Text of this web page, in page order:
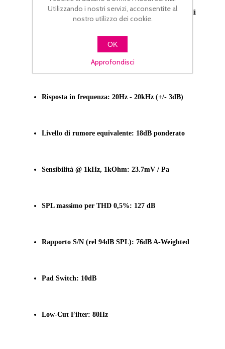
Principio Acustico di funzionamento: Gradiente di
Diagramma polare: Cardioide
Risposta in frequenza: 20Hz - 20kHz (+/- 3dB)
Livello di rumore equivalente: 18dB ponderato
Sensibilità @ 1kHz, 1kOhm: 23.7mV / Pa
SPL massimo per THD 0,5%: 127 dB
Rapporto S/N (rel 94dB SPL): 76dB A-Weighted
Pad Switch: 10dB
Low-Cut Filter: 80Hz
Utilizzando i nostri servizi, acconsentite al
nostro utilizzo dei cookie.
OK
Approfondisci